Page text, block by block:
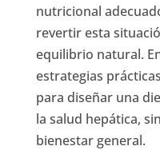
nutricional
revertir esta
equilibrio natural.
estrategias
para diseñar una
la salud hepática,
bienestar general.